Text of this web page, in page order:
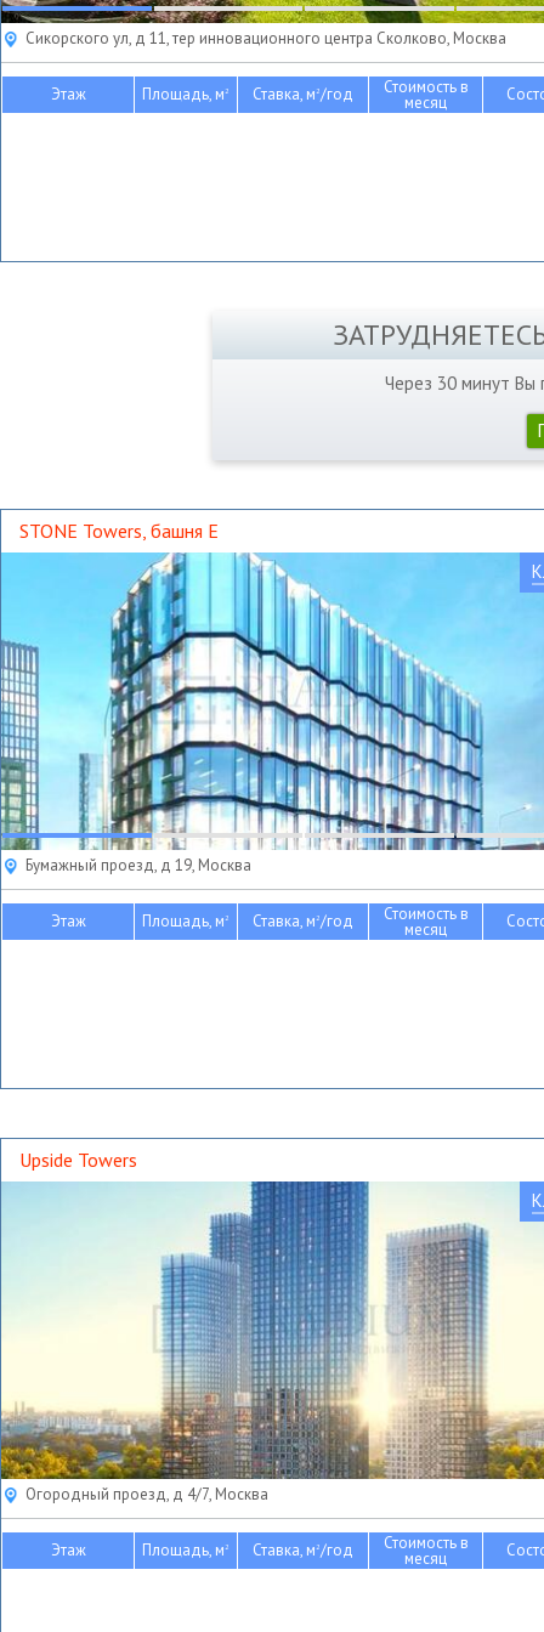
Сикорского ул, д 11, тер инновационного центра Сколково, Москва
Этаж Площадь, м2 Ставка, м2/год Стоимость в
месяц
Через 30 минут Вы
STONE Towers, башня Е
Бумажный проезд, д 19, Москва
Этаж Площадь, м2 Ставка, м2/год Стоимость в
месяц
Upside Towers
Огородный проезд, д 4/7, Москва
Этаж Площадь, м2 Ставка, м2/год Стоимость в
месяц